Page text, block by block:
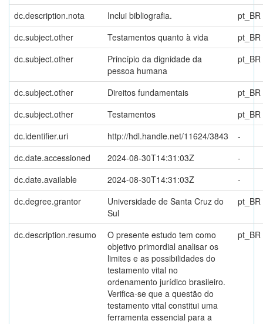
dc.description.nota Inclui bibliografia.
pt_BR
dc.subject.other
Testamentos quanto à vida
pt_BR
dc.subject.other
Princípio da dignidade da
pessoa humana
pt_BR
dc.subject.other Direitos fundamentais
pt_BR
dc.subject.other
Testamentos
pt_BR
dc.identifier.uri
http://hdl.handle.net/11624/3843
-
dc.date.accessioned
2024-08-30T14:31:03Z
-
dc.date.available
2024-08-30T14:31:03Z
-
dc.degree.grantor
Universidade de Santa Cruz do
Sul
pt_BR
dc.description.resumo
O presente estudo tem como
objetivo primordial analisar os
limites e as possibilidades do
testamento vital no
ordenamento jurídico brasileiro.
Verifica-se que a questão do
testamento vital constitui uma
ferramenta essencial para a
pt_BR